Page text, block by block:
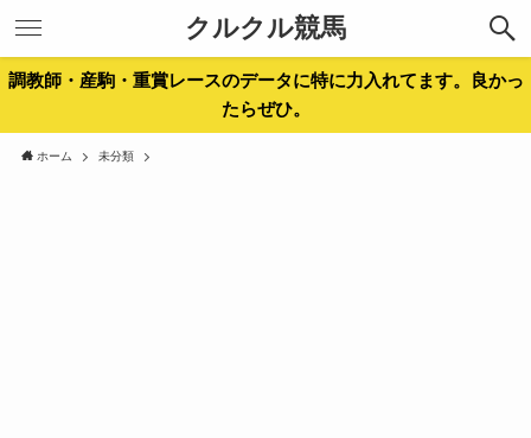
クルクル競馬
調教師・産駒・重賞レースのデータに特に力入れてます。良かっ
たらぜひ。
ホーム 未分類